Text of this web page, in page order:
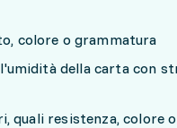
colore o grammatura
della carta con
resistenza, colore